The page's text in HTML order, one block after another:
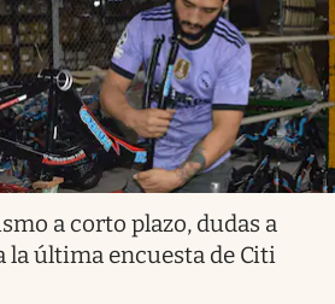
a corto plazo, dudas a
la última encuesta de Citi